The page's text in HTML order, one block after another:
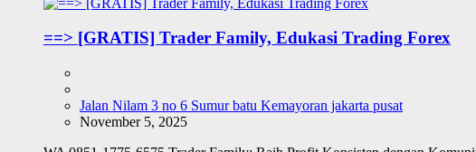
==> [GRATIS] Trader Family, Edukasi Trading Forex
Jalan Nilam 3 no 6 Sumur batu Kemayoran jakarta pusat
November 5, 2025